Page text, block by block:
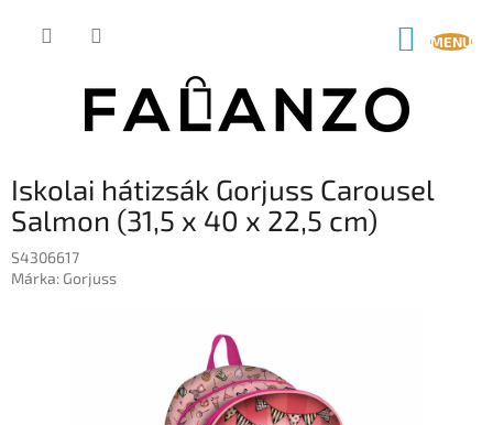
KOSÁR
Iskolai hátizsák Gorjuss Carousel
Salmon (31,5 x 40 x 22,5 cm)
S4306617
Márka: Gorjuss